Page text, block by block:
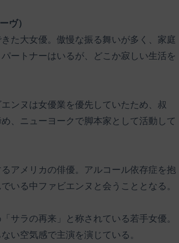
ヴ）
た大女優。傲慢な振る舞いが多く、家庭
ートナーはいるが、どこか寂しい生活を
ンヌは女優業を優先していたため、叔
、ニューヨークで脚本家として活動して
アメリカの俳優。アルコール依存症を抱
いる中ファビエンヌと会うこととなる。
サラの再来」と称されている若手女優。
い空気感で主演を演じている。